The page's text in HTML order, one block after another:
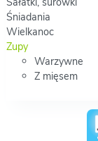
Śniadania
Wielkanoc
Zupy
Warzywne
Z mięsem